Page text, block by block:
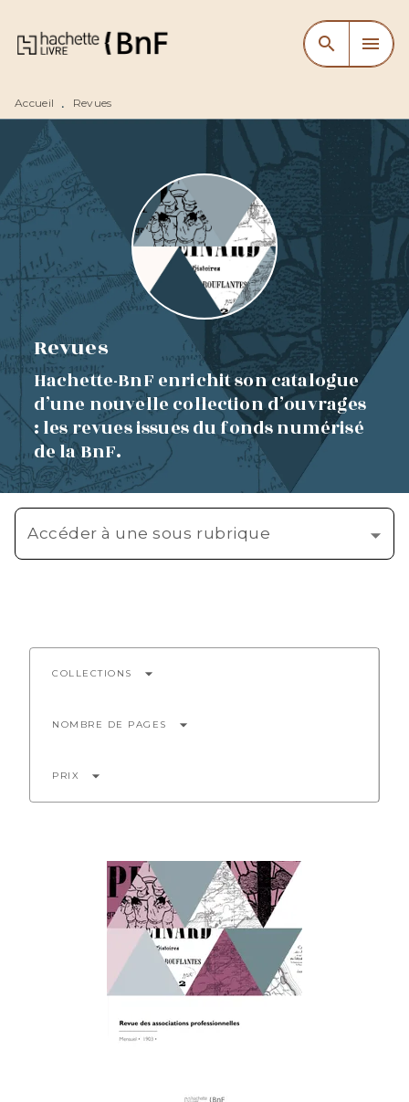
MENU RECHERCHE
CONTENU
search menu
Accueil • Revues
Revues
Hachette-BnF enrichit son catalogue
d’une nouvelle collection d’ouvrages
: les revues issues du fonds numérisé
de la BnF.
Accéder à une sous rubrique
COLLECTIONS arrow_drop_down
NOMBRE DE PAGES arrow_drop_down
PRIX arrow_drop_down